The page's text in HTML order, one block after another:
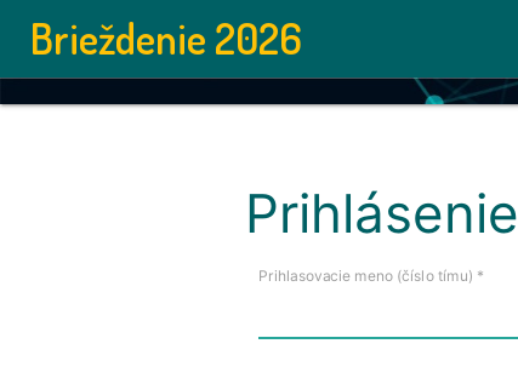
Brieždenie 2026
Prihlásenie
Prihlasovacie meno (číslo tímu) *